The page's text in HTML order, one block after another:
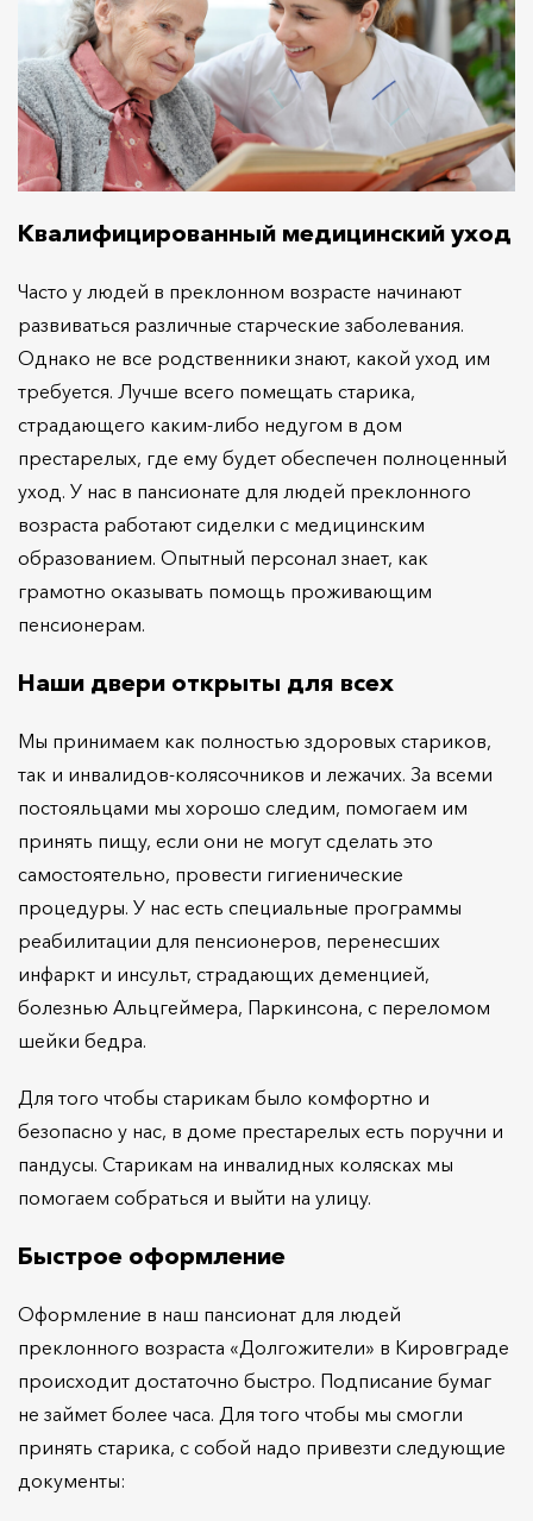
Квалифицированный медицинский уход
Часто у людей в преклонном возрасте начинают
развиваться различные старческие заболевания.
Однако не все родственники знают, какой уход им
требуется. Лучше всего помещать старика,
страдающего каким-либо недугом в дом
престарелых, где ему будет обеспечен полноценный
уход. У нас в пансионате для людей преклонного
возраста работают сиделки с медицинским
образованием. Опытный персонал знает, как
грамотно оказывать помощь проживающим
пенсионерам.
Наши двери открыты для всех
Мы принимаем как полностью здоровых стариков,
так и инвалидов-колясочников и лежачих. За всеми
постояльцами мы хорошо следим, помогаем им
принять пищу, если они не могут сделать это
самостоятельно, провести гигиенические
процедуры. У нас есть специальные программы
реабилитации для пенсионеров, перенесших
инфаркт и инсульт, страдающих деменцией,
болезнью Альцгеймера, Паркинсона, с переломом
шейки бедра.
Для того чтобы старикам было комфортно и
безопасно у нас, в доме престарелых есть поручни и
пандусы. Старикам на инвалидных колясках мы
помогаем собраться и выйти на улицу.
Быстрое оформление
Оформление в наш пансионат для людей
преклонного возраста «Долгожители» в Кировграде
происходит достаточно быстро. Подписание бумаг
не займет более часа. Для того чтобы мы смогли
принять старика, с собой надо привезти следующие
документы: